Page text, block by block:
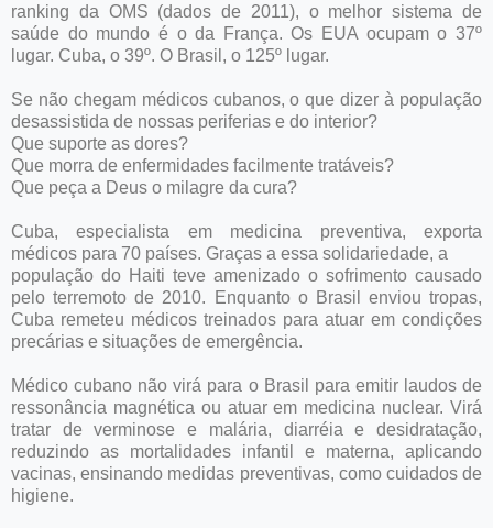
ranking da OMS (dados de 2011), o melhor sistema de
saúde do mundo é o da França. Os EUA ocupam o 37º
lugar. Cuba, o 39º. O Brasil, o 125º lugar.
Se não chegam médicos cubanos, o que dizer à população
desassistida de nossas periferias e do interior?
Que suporte as dores?
Que morra de enfermidades facilmente tratáveis?
Que peça a Deus o milagre da cura?
Cuba, especialista em medicina preventiva, exporta
médicos para 70 países. Graças a essa solidariedade, a
população do Haiti teve amenizado o sofrimento causado
pelo terremoto de 2010. Enquanto o Brasil enviou tropas,
Cuba remeteu médicos treinados para atuar em condições
precárias e situações de emergência.
Médico cubano não virá para o Brasil para emitir laudos de
ressonância magnética ou atuar em medicina nuclear. Virá
tratar de verminose e malária, diarréia e desidratação,
reduzindo as mortalidades infantil e materna, aplicando
vacinas, ensinando medidas preventivas, como cuidados de
higiene.